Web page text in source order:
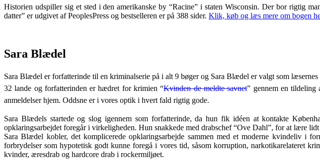
Historien udspiller sig et sted i den amerikanske by “Racine” i staten Wisconsin. Der bor rigtig
datter” er udgivet af PeoplesPress og bestselleren er på 388 sider. Klik, køb og læs mere om bogen
Sara Blædel
Sara Blædel er forfatterinde til en kriminalserie på i alt 9 bøger og Sara Blædel er valgt som
32 lande og forfatterinden er hædret for krimien “Kvinden de meldte savnet” gennem en
anmeldelser hjem. Oddsne er i vores optik i hvert fald rigtig gode.
Sara Blædels startede og slog igennem som forfatterinde, da hun fik idéen at kontakte
opklaringsarbejdet foregår i virkeligheden. Hun snakkede med drabschef “Ove Dahl”, for at lære
Sara Blædel kobler, det komplicerede opklaringsarbejde sammen med et moderne kvindeliv i
forbrydelser som hypotetisk godt kunne foregå i vores tid, såsom korruption, narkotikarelateret
kvinder, æresdrab og hardcore drab i rockermiljøet.